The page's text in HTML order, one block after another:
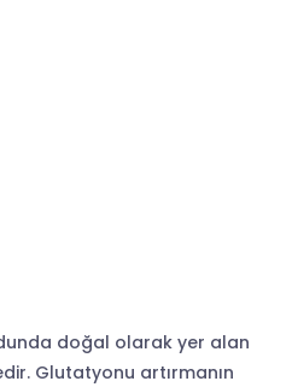
doğal olarak yer alan
Glutatyonu artırmanın